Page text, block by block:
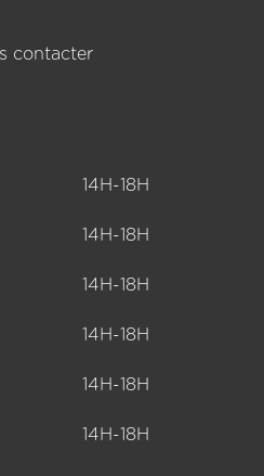
contacter
14H-18H
14H-18H
14H-18H
14H-18H
14H-18H
14H-18H